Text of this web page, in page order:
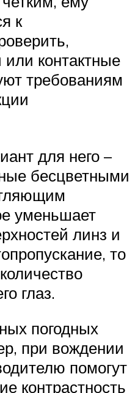
к
или контактные
требованиям
для него –
бесцветными
уменьшает
линз и
то
глаз.
погодных
при вождении
помогут
контрастность